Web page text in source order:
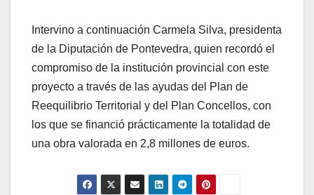
Intervino a continuación Carmela Silva, presidenta
de la Diputación de Pontevedra, quien recordó el
compromiso de la institución provincial con este
proyecto a través de las ayudas del Plan de
Reequilibrio Territorial y del Plan Concellos, con
los que se financió prácticamente la totalidad de
una obra valorada en 2,8 millones de euros.